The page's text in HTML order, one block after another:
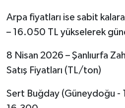
Arpa fiyatları ise sabit
– 16.050 TL yükselerek
8 Nisan 2026 – Şanlıurfa
Satış Fiyatları (TL/ton)
Sert Buğday (Güneydoğu -